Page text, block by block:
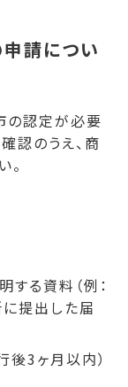
請につい
の認定が必要
認のうえ、商
。
る資料（例：
提出した届
3ヶ月以内）